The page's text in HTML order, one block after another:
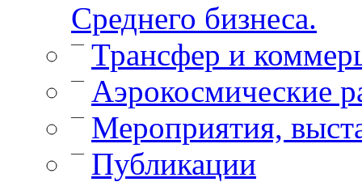
Среднего бизнеса.
— Трансфер и
— Аэрокосмические
— Мероприятия,
— Публикации